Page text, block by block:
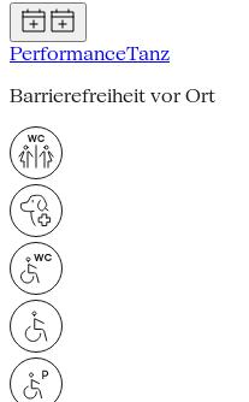
PerformanceTanz
Barrierefreiheit vor Ort